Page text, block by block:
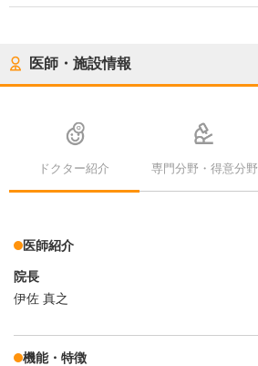
医師・施設情報
ドクター紹介 専門分野・得意分野
医師紹介
院長
伊佐 真之
機能・特徴